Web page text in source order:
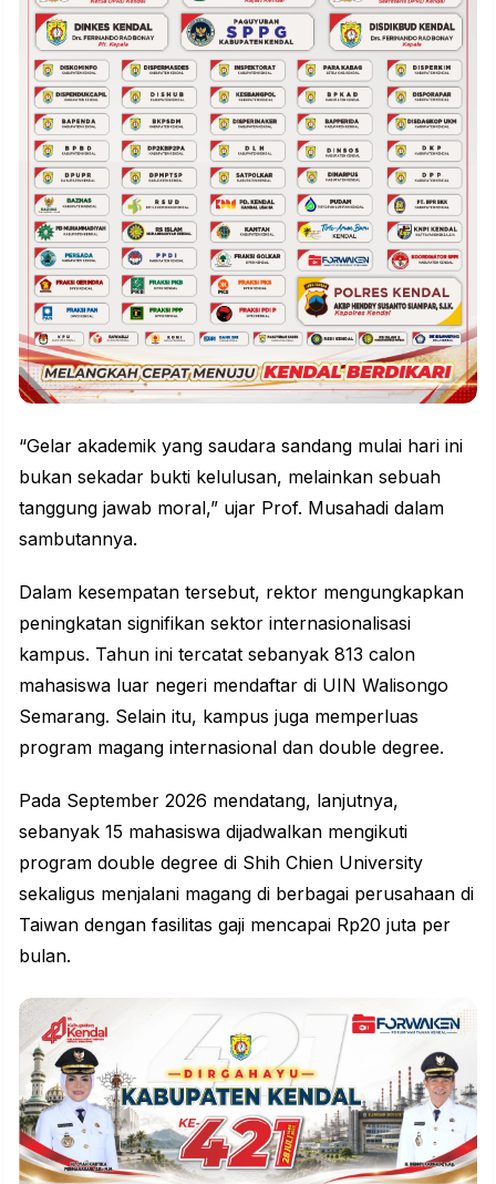
“Gelar akademik yang saudara sandang mulai hari ini
bukan sekadar bukti kelulusan, melainkan sebuah
tanggung jawab moral,” ujar Prof. Musahadi dalam
sambutannya.
Dalam kesempatan tersebut, rektor mengungkapkan
peningkatan signifikan sektor internasionalisasi
kampus. Tahun ini tercatat sebanyak 813 calon
mahasiswa luar negeri mendaftar di UIN Walisongo
Semarang. Selain itu, kampus juga memperluas
program magang internasional dan double degree.
Pada September 2026 mendatang, lanjutnya,
sebanyak 15 mahasiswa dijadwalkan mengikuti
program double degree di Shih Chien University
sekaligus menjalani magang di berbagai perusahaan di
Taiwan dengan fasilitas gaji mencapai Rp20 juta per
bulan.